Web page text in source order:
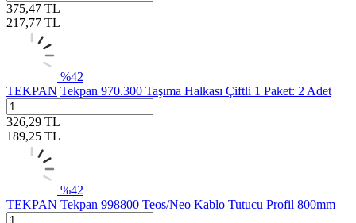
375,47 TL
217,77 TL
%42
TEKPAN Tekpan 970.300 Taşıma Halkası Çiftli 1 Paket: 2 Adet
326,29 TL
189,25 TL
%42
TEKPAN Tekpan 998800 Teos/Neo Kablo Tutucu Profil 800mm